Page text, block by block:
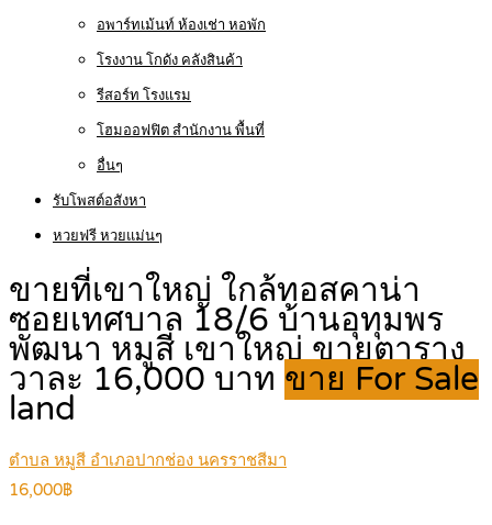
อพาร์ทเม้นท์ ห้องเช่า หอพัก
โรงงาน โกดัง คลังสินค้า
รีสอร์ท โรงแรม
โฮมออฟฟิต สำนักงาน พื้นที่
อื่นๆ
รับโพสต์อสังหา
หวยฟรี หวยแม่นๆ
ขายที่เขาใหญ่ ใกล้ทอสคาน่า
ซอยเทศบาล 18/6 บ้านอุทุมพร
พัฒนา หมูสี เขาใหญ่ ขายตาราง
วาละ 16,000 บาท ขาย For Sale
land
ตำบล หมูสี อำเภอปากช่อง นครราชสีมา
16,000฿